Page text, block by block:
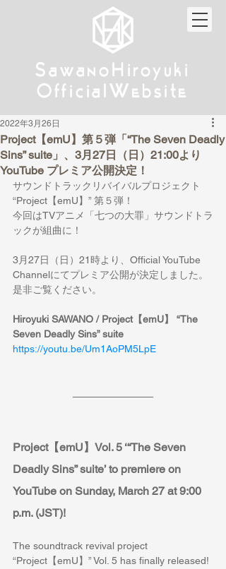
Sa wanoHiroyuki
Official W ebsite
Sa wanoHiroyuki
Official W ebsite
Project【emU】第５弾「“The Seven Deadly
Sins” suite」、3月27日（日）21:00より
YouTube プレミア公開決定！
2022年3月26日
サウンドトラックリバイバルプロジェクト
“Project【emU】” 第５弾！
今回はTVアニメ「七つの大罪」サウンドトラ
ックが組曲に！
3月27日（日）21時より、Official YouTube
Channelにてプレミア公開が決定しました。
是非ご覧ください。
Hiroyuki SAWANO / Project【emU】 “The
Seven Deadly Sins” suite
https://youtu.be/Um1AoPM5LpE
Project【emU】Vol. 5 ‘“The Seven
Deadly Sins” suite’ to premiere on
YouTube on Sunday, March 27 at 9:00
p.m. (JST)!
The soundtrack revival project
“Project【emU】” Vol. 5 has finally released!